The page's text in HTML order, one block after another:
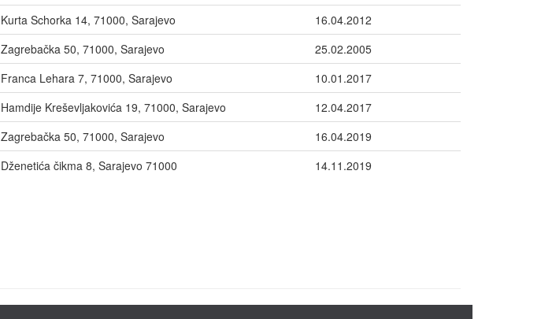
Kurta Schorka 14, 71000, Sarajevo
16.04.2012
Zagrebačka 50, 71000, Sarajevo
25.02.2005
Franca Lehara 7, 71000, Sarajevo
10.01.2017
Hamdije Kreševljakovića 19, 71000, Sarajevo
12.04.2017
Zagrebačka 50, 71000, Sarajevo
16.04.2019
Dženetića čikma 8, Sarajevo 71000 14.11.2019